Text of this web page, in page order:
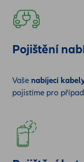
Pojištění
Vaše nabíjecí
pojistíme pro